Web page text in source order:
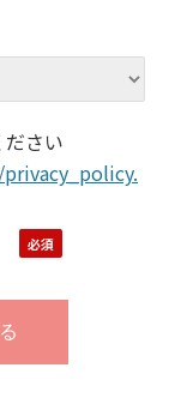
さい